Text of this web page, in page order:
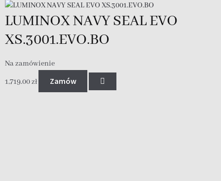
LUMINOX NAVY SEAL EVO
XS.3001.EVO.BO
Na zamówienie
1,719.00zł Zamów